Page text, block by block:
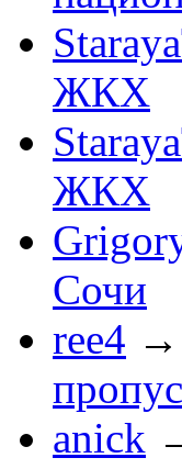
ЖКХ
ЖКХ
Сочи
ree4 →
anick